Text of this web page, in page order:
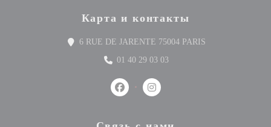
Карта и контакты
6 RUE DE JARENTE 75004 PARIS
01 40 29 03 03
Facebook ((открывается в новом
Instagram ((открывается в